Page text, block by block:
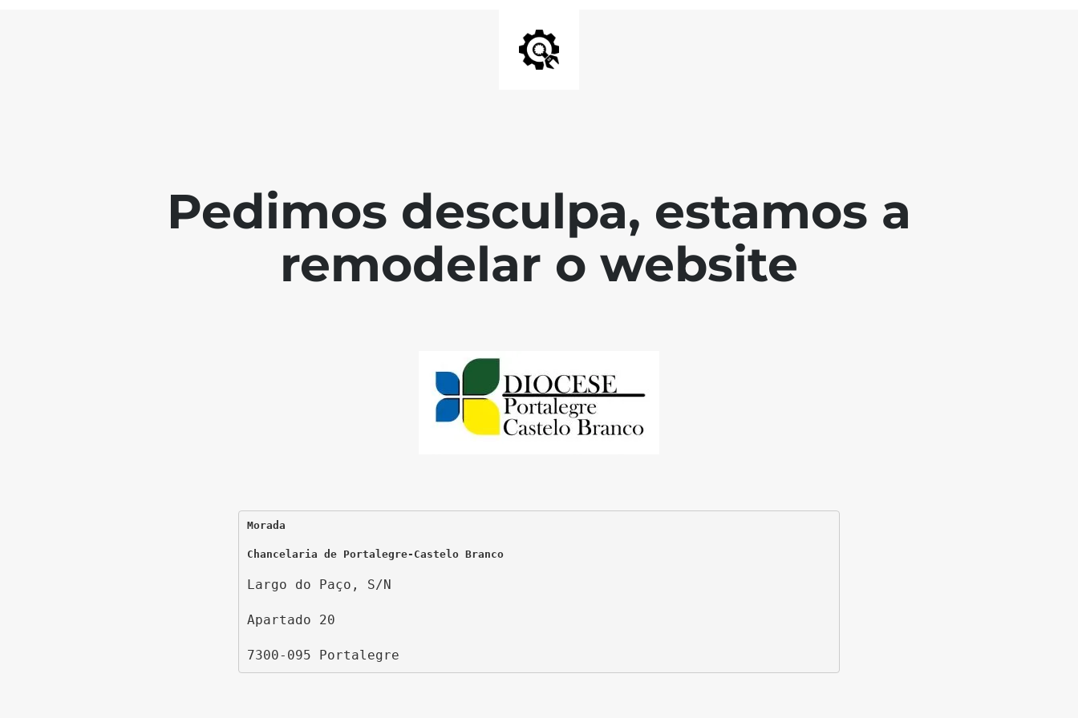
Pedimos desculpa, estamos a
remodelar o website
Morada
Chancelaria de Portalegre-Castelo Branco
Largo do Paço, S/N
Apartado 20
7300-095 Portalegre